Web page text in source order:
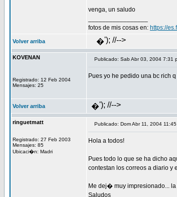
venga, un saludo
fotos de mis cosas en: https://
Volver arriba �'); //-->
KOVENAN
Registrado: 12 Feb 2004
Mensajes: 25
Publicado: Sab Abr 03, 2004 7:31
Pues yo he pedido una bc rich
Volver arriba �'); //-->
ringuetmatt
Registrado: 27 Feb 2003
Mensajes: 85
Ubicaci�n: Madri
Publicado: Dom Abr 11, 2004
Hola a todos!
Pues todo lo que se ha dicho
contestan los correos a diario y
Me dej� muy impresionado...
Saludos